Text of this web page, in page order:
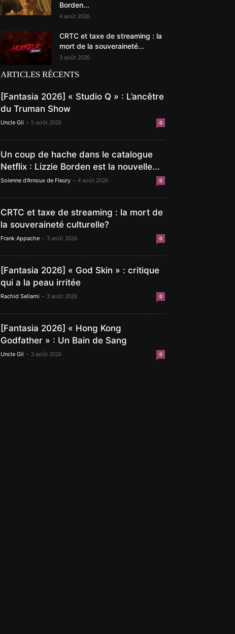
Borden...
4 août 2026
CRTC et taxe de streaming : la
mort de la souveraineté...
3 août 2026
ARTICLES RÉCENTS
[Fantasia 2026] « Studio Q » : L’ancêtre
du Truman Show
Uncle Gil - 5 août 2026 0
Un coup de hache dans le catalogue
Netflix : Lizzie Borden est la nouvelle...
Solenne d'Arnoux de Fleury - 4 août 2026 0
CRTC et taxe de streaming : la mort de
la souveraineté culturelle?
Frank Appache - 3 août 2026 0
[Fantasia 2026] « God Skin » : critique
qui a la peau irritée
Rachid Sellami - 3 août 2026 0
[Fantasia 2026] « Hong Kong
Godfather » : Un Bain de Sang
Uncle Gil - 3 août 2026 0